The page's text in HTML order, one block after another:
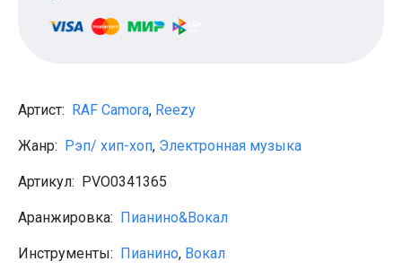
Аккорды для начинающих
Алёна Швец
ДДТ
Земфира
Сплин
Агата Кристи
Чиж
KSB
Артист: RAF Camora, Reezy
Жанр: Рэп/ хип-хоп, Электронная музыка
Артикул: PVO0341365
Аранжировка: Пианино&Вокал
Инструменты: Пианино, Вокал